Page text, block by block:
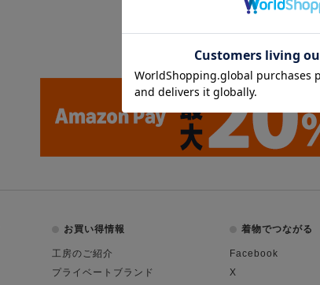
お買い得情報
工房のご紹介
プライベートブランド
着物でつながる
Facebook
X